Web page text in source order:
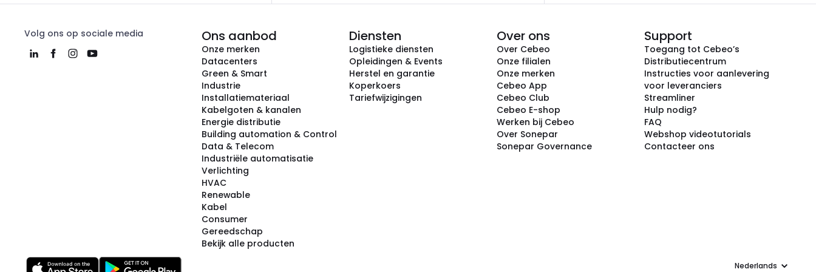
Volg ons op sociale media Ons aanbod
Onze merken
Datacenters
Green & Smart
Industrie
Installatiemateriaal
Kabelgoten & kanalen
Energie distributie
Building automation & Control
Data & Telecom
Industriële automatisatie
Verlichting
HVAC
Renewable
Kabel
Consumer
Gereedschap
Bekijk alle producten
Diensten
Logistieke diensten
Opleidingen & Events
Herstel en garantie
Koperkoers
Tariefwijzigingen
Over ons
Over Cebeo
Onze filialen
Onze merken
Cebeo App
Cebeo Club
Cebeo E-shop
Werken bij Cebeo
Over Sonepar
Sonepar Governance
Support
Toegang tot Cebeo’s
Distributiecentrum
Instructies voor aanlevering
voor leveranciers
Streamliner
Hulp nodig?
FAQ
Webshop videotutorials
Contacteer ons
Taal